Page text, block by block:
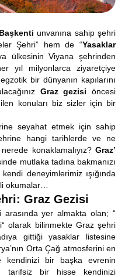
unvanına sahip şehri
Şehri” hem de “Yasaklar
ülkesinin Viyana şehrinden
yıl milyonlarca ziyaretçiye
bir dünyanın kapılarını
Graz gezisi öncesi
konuları biz sizler için bir
seyahat etmek için sahip
hangi tarihlerde ve ne
konaklamalıyız? Graz’
mutlaka tadına bakmanızı
deneyimlerimiz ışığında
okumalar…
Graz Gezisi
arasında yer almakta olan; “
olarak bilinmekte Graz şehri
gittiği yasaklar listesine
Orta Çağ atmosferini en
kendinizi bir başka evrenin
tarifsiz bir hisse kendinizi